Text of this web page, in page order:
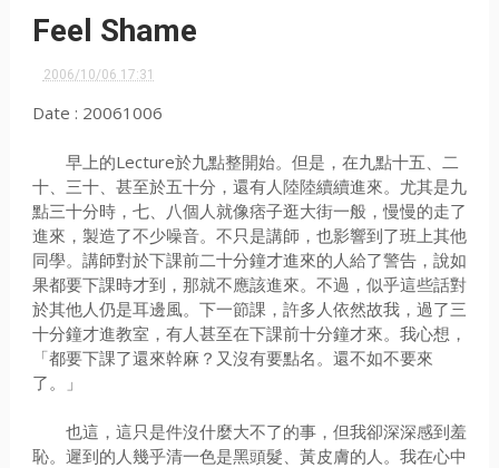
Feel Shame
2006/10/06 17:31
Date : 20061006
早上的Lecture於九點整開始。但是，在九點十五、二
十、三十、甚至於五十分，還有人陸陸續續進來。尤其是九
點三十分時，七、八個人就像痞子逛大街一般，慢慢的走了
進來，製造了不少噪音。不只是講師，也影響到了班上其他
同學。講師對於下課前二十分鐘才進來的人給了警告，說如
果都要下課時才到，那就不應該進來。不過，似乎這些話對
於其他人仍是耳邊風。下一節課，許多人依然故我，過了三
十分鐘才進教室，有人甚至在下課前十分鐘才來。我心想，
「都要下課了還來幹麻？又沒有要點名。還不如不要來
了。」
也這，這只是件沒什麼大不了的事，但我卻深深感到羞
恥。遲到的人幾乎清一色是黑頭髮、黃皮膚的人。我在心中